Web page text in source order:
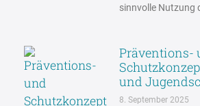
sinnvolle Nutzung
Präventions-
und
8. September 2025